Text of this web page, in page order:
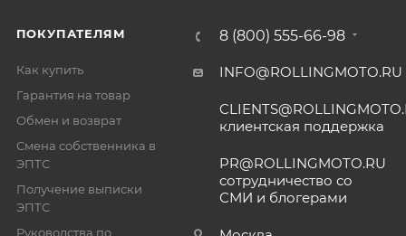
ПОКУПАТЕЛЯМ
Как купить
Гарантия на товар
Обмен и возврат
Смена собственника в
ЭПТС
Получение выписки
ЭПТС
Руководства по
8 (800) 555-66-98
INFO@ROLLINGMOTO.RU
клиентская поддержка
PR@ROLLINGMOTO.RU
сотрудничество со
СМИ и блогерами